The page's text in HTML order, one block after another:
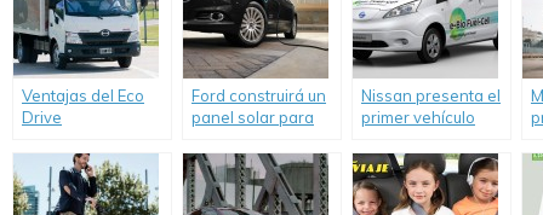
Ventajas del Eco
Drive
Ford construirá un
panel solar para
vehículos
eléctricos en su
sede en Dearborn.
Nissan presenta el
primer vehículo
célula de óxido
sólido de bioetanol
en el mundo.